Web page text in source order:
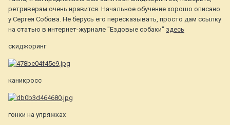
ретриверам очень нравится. Начальное обучение хорошо описано
у Сергея Собова. Не берусь его пересказывать, просто дам ссылку
на статью в интернет-журнале "Ездовые собаки" здесь
скиджоринг
каникросс
гонки на упряжках